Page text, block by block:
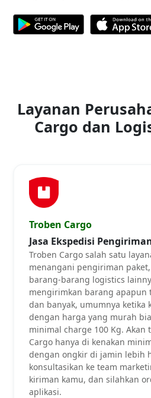
Layanan
Cargo dan
Troben Cargo
Jasa Ekspedisi
Troben Cargo salah satu
menangani pengiriman
barang-barang logistics
mengirimkan barang apapun
dan banyak, umumnya ketika
dengan harga yang murah
minimal charge 100 Kg. Akan
Cargo hanya di kenakan
dengan ongkir di jamin lebih
konsultasikan ke team
kiriman kamu, dan silahkan
aplikasi.